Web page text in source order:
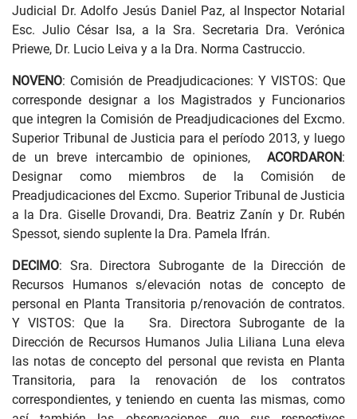
Judicial Dr. Adolfo Jesús Daniel Paz, al Inspector Notarial
Esc. Julio César Isa, a la Sra. Secretaria Dra. Verónica
Priewe, Dr. Lucio Leiva y a la Dra. Norma Castruccio.
NOVENO: Comisión de Preadjudicaciones: Y VISTOS: Que
corresponde designar a los Magistrados y Funcionarios
que integren la Comisión de Preadjudicaciones del Excmo.
Superior Tribunal de Justicia para el período 2013, y luego
de un breve intercambio de opiniones, ACORDARON:
Designar como miembros de la Comisión de
Preadjudicaciones del Excmo. Superior Tribunal de Justicia
a la Dra. Giselle Drovandi, Dra. Beatriz Zanín y Dr. Rubén
Spessot, siendo suplente la Dra. Pamela Ifrán.
DECIMO: Sra. Directora Subrogante de la Dirección de
Recursos Humanos s/elevación notas de concepto de
personal en Planta Transitoria p/renovación de contratos.
Y VISTOS: Que la Sra. Directora Subrogante de la
Dirección de Recursos Humanos Julia Liliana Luna eleva
las notas de concepto del personal que revista en Planta
Transitoria, para la renovación de los contratos
correspondientes, y teniendo en cuenta las mismas, como